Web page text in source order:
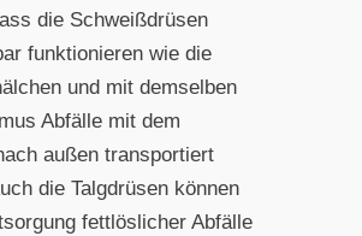
die Schweißdrüsen
funktionieren wie die
und mit demselben
Abfälle mit dem
außen transportiert
die Talgdrüsen können
fettlöslicher Abfälle